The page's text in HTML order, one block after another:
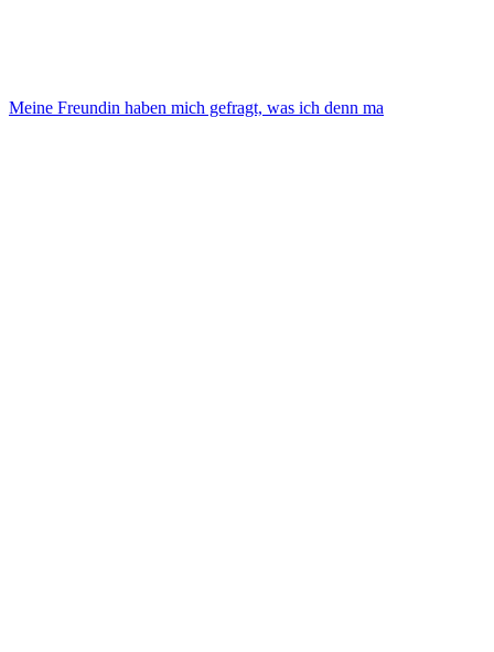
Meine Freundin haben mich gefragt, was ich denn ma